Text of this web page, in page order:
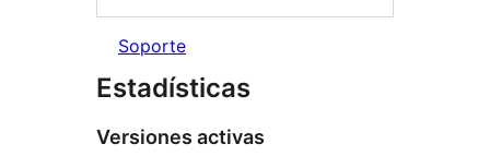
Soporte
Estadísticas
Versiones activas